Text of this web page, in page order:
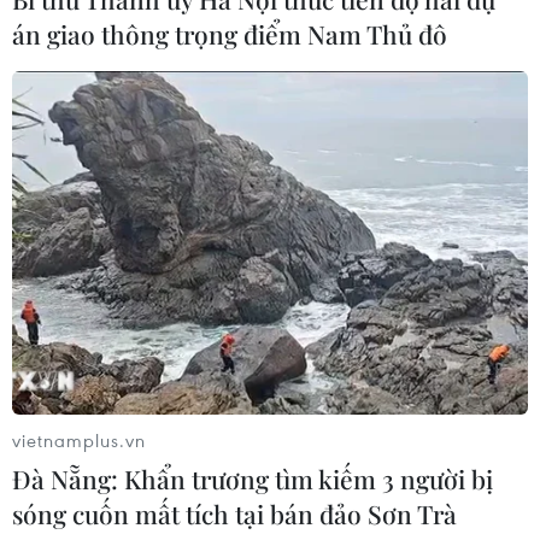
Chuyển mạnh sang ngăn chặn,
phòng ngừa từ sớm, từ xa thông tin
xấu độc trên mạng
08/08/2026 05:35
Xem thêm
CƠ QUAN CHỦ QUẢN: THÔNG TẤN XÃ VIỆT NAM
Tổng Biên tập: TRẦN TIẾN DUẨN
Phó Tổng Biên tập: NGUYỄN THỊ TÁM, KHÚC THANH
án giao thông trọng điểm Nam Thủ đô
vietnamplus.vn
Đà Nẵng: Khẩn trương tìm kiếm 3 người bị
sóng cuốn mất tích tại bán đảo Sơn Trà